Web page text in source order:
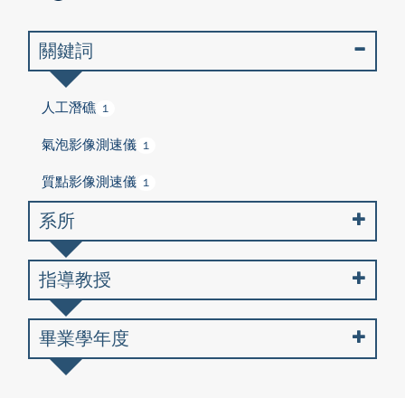
關鍵詞
人工潛礁 1
氣泡影像測速儀 1
質點影像測速儀 1
系所
指導教授
畢業學年度